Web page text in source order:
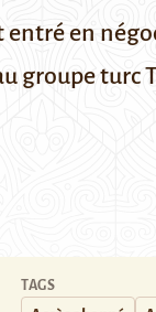
entré en
groupe
TAGS